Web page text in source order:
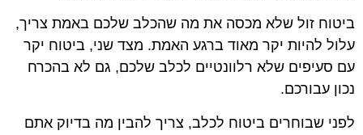
ביטוח זול שלא מכסה את מה שהכלב שלכם באמת צריך,
עלול להיות יקר מאוד ברגע האמת. מצד שני, ביטוח יקר
עם סעיפים שלא רלוונטיים לכלב שלכם, גם לא בהכרח
נכון עבורכם.
לפני שבוחרים ביטוח לכלב, צריך להבין מה בדיוק אתם